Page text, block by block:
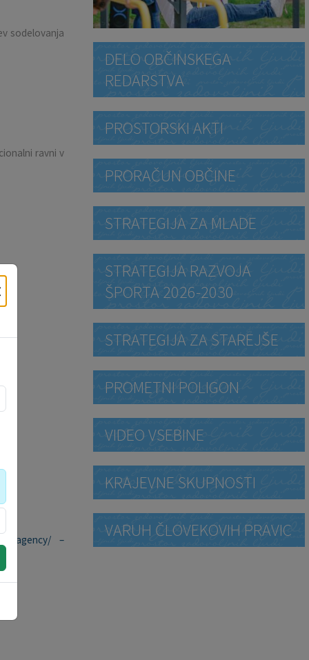
sodelovanja
ravni v
agency/ –
DELO OBČINSKEGA
REDARSTVA
PROSTORSKI AKTI
PRORAČUN OBČINE
STRATEGIJA ZA MLADE
STRATEGIJA RAZVOJA
ŠPORTA 2026-2030
STRATEGIJA ZA STAREJŠE
PROMETNI POLIGON
VIDEO VSEBINE
KRAJEVNE SKUPNOSTI
VARUH ČLOVEKOVIH PRAVIC